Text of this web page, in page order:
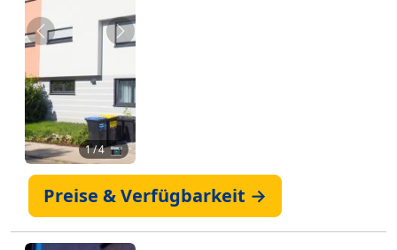
Zurück Weiter
1/ 4 📷
Preise & Verfügbarkeit →